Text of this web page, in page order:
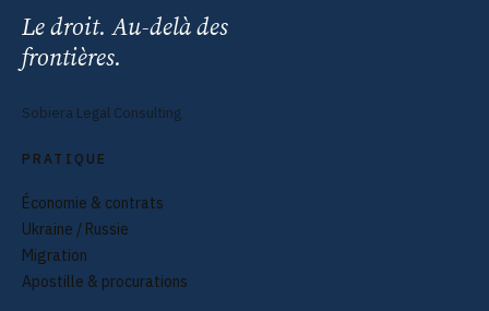
Le droit. Au-delà des
frontières.
Sobiera Legal Consulting
PRATIQUE
Économie & contrats
Ukraine / Russie
Migration
Apostille & procurations